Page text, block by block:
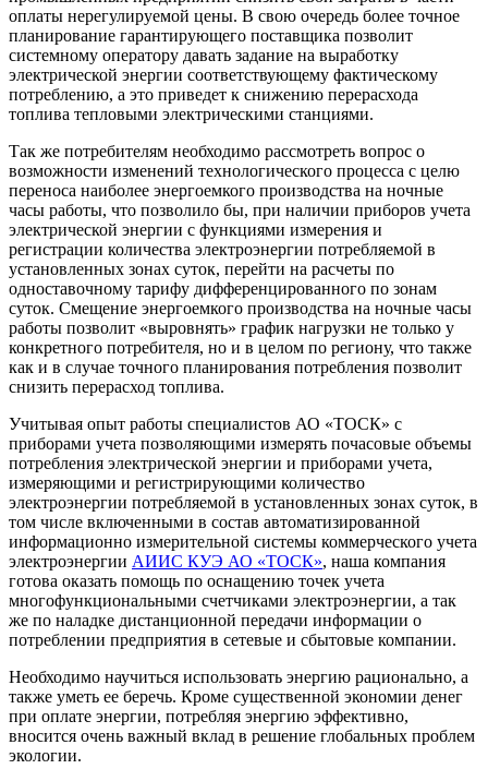
оплаты нерегулируемой цены. В свою очередь более точное
планирование гарантирующего поставщика позволит
системному оператору давать задание на выработку
электрической энергии соответствующему фактическому
потреблению, а это приведет к снижению перерасхода
топлива тепловыми электрическими станциями.
Так же потребителям необходимо рассмотреть вопрос о
возможности изменений технологического процесса с целю
переноса наиболее энергоемкого производства на ночные
часы работы, что позволило бы, при наличии приборов учета
электрической энергии с функциями измерения и
регистрации количества электроэнергии потребляемой в
установленных зонах суток, перейти на расчеты по
одноставочному тарифу дифференцированного по зонам
суток. Смещение энергоемкого производства на ночные часы
работы позволит «выровнять» график нагрузки не только у
конкретного потребителя, но и в целом по региону, что также
как и в случае точного планирования потребления позволит
снизить перерасход топлива.
Учитывая опыт работы специалистов АО «ТОСК» с
приборами учета позволяющими измерять почасовые объемы
потребления электрической энергии и приборами учета,
измеряющими и регистрирующими количество
электроэнергии потребляемой в установленных зонах суток, в
том числе включенными в состав автоматизированной
информационно измерительной системы коммерческого учета
электроэнергии АИИС КУЭ АО «ТОСК», наша компания
готова оказать помощь по оснащению точек учета
многофункциональными счетчиками электроэнергии, а так
же по наладке дистанционной передачи информации о
потреблении предприятия в сетевые и сбытовые компании.
Необходимо научиться использовать энергию рационально, а
также уметь ее беречь. Кроме существенной экономии денег
при оплате энергии, потребляя энергию эффективно,
вносится очень важный вклад в решение глобальных проблем
экологии.